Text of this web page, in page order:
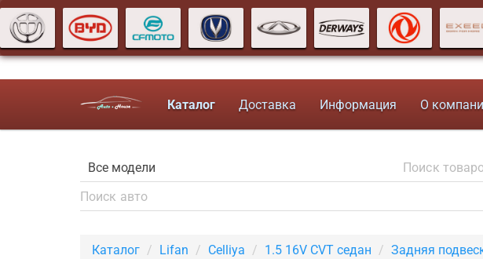
Каталог Доставка Информация О
Каталог Lifan Celliya 1.5 16V CVT седан Задняя